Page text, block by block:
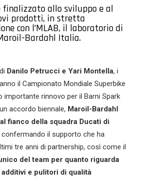
finalizzato allo sviluppo e al
prodotti, in stretta
con l’MLAB, il laboratorio di
Bardahl Italia.
Danilo Petrucci e Yari Montella, i
il Campionato Mondiale Superbike
importante rinnovo per il Barni Spark
accordo biennale, Maroil-Bardahl
fianco della squadra Ducati di
confermando il supporto che ha
tre anni di partnership, così come il
del team per quanto riguarda
e pulitori di qualità